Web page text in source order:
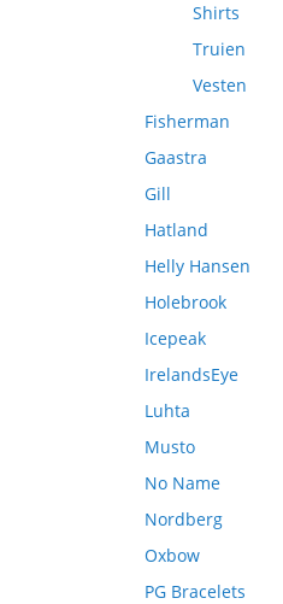
Shirts
Truien
Vesten
Fisherman
Gaastra
Gill
Hatland
Helly Hansen
Holebrook
Icepeak
IrelandsEye
Luhta
Musto
No Name
Nordberg
Oxbow
PG Bracelets